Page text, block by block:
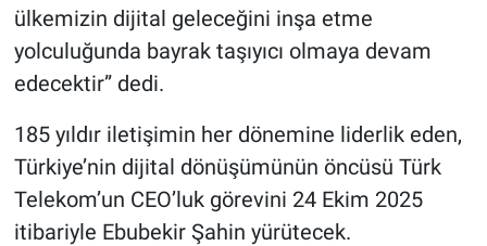
ülkemizin dijital geleceğini inşa etme
yolculuğunda bayrak taşıyıcı olmaya devam
edecektir” dedi.
185 yıldır iletişimin her dönemine liderlik eden,
Türkiye’nin dijital dönüşümünün öncüsü Türk
Telekom’un CEO’luk görevini 24 Ekim 2025
itibariyle Ebubekir Şahin yürütecek.